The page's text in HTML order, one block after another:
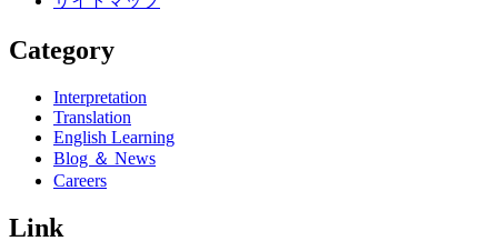
Category
Interpretation
Translation
English Learning
Blog ＆ News
Careers
Link